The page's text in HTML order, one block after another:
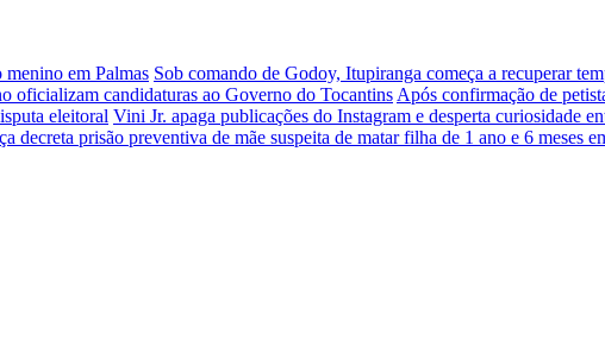
menino em Palmas Sob comando de Godoy, Itupiranga começa a recuperar
oficializam candidaturas ao Governo do Tocantins Após confirmação de
eleitoral Vini Jr. apaga publicações do Instagram e desperta curiosidade
decreta prisão preventiva de mãe suspeita de matar filha de 1 ano e 6 meses